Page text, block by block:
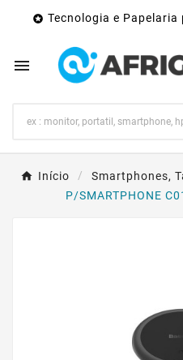
 Tecnologia e

Início Smartphones,
P/SMARTPHONE